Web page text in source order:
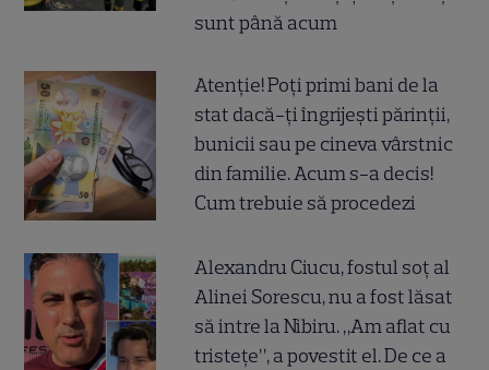
sunt până acum
Atenție! Poți primi bani de la
stat dacă-ți îngrijești părinții,
bunicii sau pe cineva vârstnic
din familie. Acum s-a decis!
Cum trebuie să procedezi
Alexandru Ciucu, fostul soț al
Alinei Sorescu, nu a fost lăsat
să intre la Nibiru. „Am aflat cu
tristețe”, a povestit el. De ce a